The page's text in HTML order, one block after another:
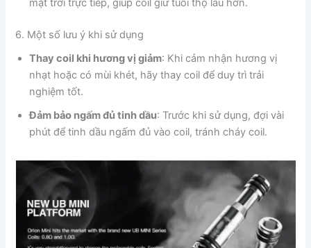
mặt trời trực tiếp, giúp coil giữ tuổi thọ lâu hơn.
6. Một số lưu ý khi sử dụng
Thay coil khi hương vị giảm: Khi cảm nhận hương vị
nhạt hoặc có mùi khét, hãy thay coil để duy trì trải
nghiệm tốt.
Đảm bảo ngấm đủ tinh dầu: Trước khi sử dụng, đợi vài
phút để tinh dầu ngấm đủ vào coil, tránh cháy coil.